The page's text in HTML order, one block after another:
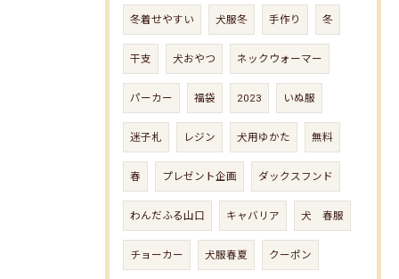
冬着せやすい 犬服冬 手作り 冬
干支 犬おやつ ネックウォーマー
パーカー 福袋 2023 いぬ服
迷子札 レジン 犬用ゆかた 無料
春 プレゼント企画 ダックスフンド
わんだふる山口 キャバリア 犬 春服
チョーカー 犬服春夏 クーポン